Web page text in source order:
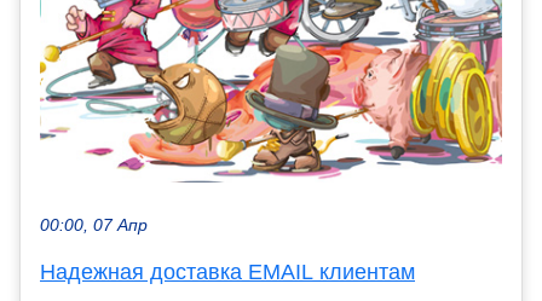
00:00, 07 Апр
Надежная доставка EMAIL клиентам